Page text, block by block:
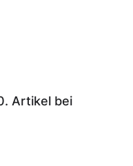
Artikel bei